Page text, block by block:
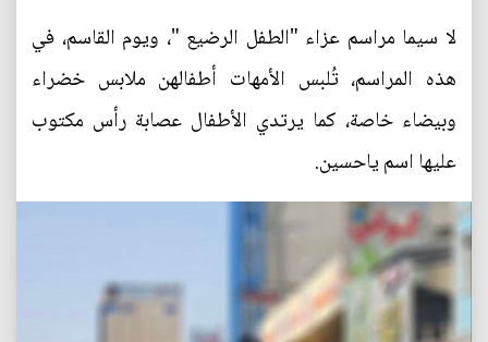
لا سيما مراسم عزاء "الطفل الرضيع "، ويوم القاسم، في
هذه المراسم، تُلبس الأمهات أطفالهن ملابس خضراء
وبيضاء خاصة، كما يرتدي الأطفال عصابة رأس مكتوب
عليها اسم ياحسين.